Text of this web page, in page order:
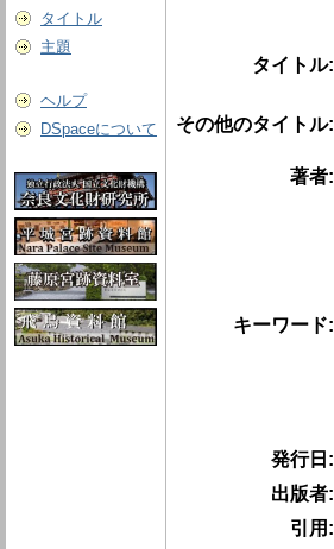
タイトル
主題
ヘルプ
DSpaceについて
タイトル:
その他のタイトル:
著者:
キーワード:
発行日:
出版者:
引用: